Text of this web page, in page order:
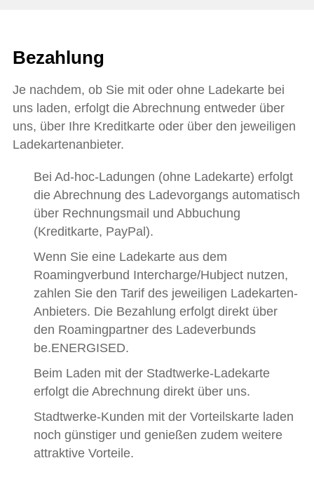
Bezahlung
Je nachdem, ob Sie mit oder ohne Ladekarte bei
uns laden, erfolgt die Abrechnung entweder über
uns, über Ihre Kreditkarte oder über den jeweiligen
Ladekartenanbieter.
Bei Ad-hoc-Ladungen (ohne Ladekarte) erfolgt
die Abrechnung des Ladevorgangs automatisch
über Rechnungsmail und Abbuchung
(Kreditkarte, PayPal).
Wenn Sie eine Ladekarte aus dem
Roamingverbund Intercharge/Hubject nutzen,
zahlen Sie den Tarif des jeweiligen Ladekarten-
Anbieters. Die Bezahlung erfolgt direkt über
den Roamingpartner des Ladeverbunds
be.ENERGISED.
Beim Laden mit der Stadtwerke-Ladekarte
erfolgt die Abrechnung direkt über uns.
Stadtwerke-Kunden mit der Vorteilskarte laden
noch günstiger und genießen zudem weitere
attraktive Vorteile.